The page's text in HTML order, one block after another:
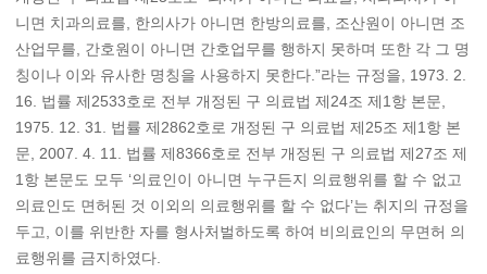
니면 치과의료를, 한의사가 아니면 한방의료를, 조산원이 아니면 조
산업무를, 간호원이 아니면 간호업무를 행하지 못하며 또한 각 그 명
칭이나 이와 유사한 명칭을 사용하지 못한다.”라는 규정을, 1973. 2.
16. 법률 제2533호로 전부 개정된 구 의료법 제24조 제1항 본문,
1975. 12. 31. 법률 제2862호로 개정된 구 의료법 제25조 제1항 본
문, 2007. 4. 11. 법률 제8366호로 전부 개정된 구 의료법 제27조 제
1항 본문도 모두 ‘의료인이 아니면 누구든지 의료행위를 할 수 없고
의료인도 면허된 것 이외의 의료행위를 할 수 없다’는 취지의 규정을
두고, 이를 위반한 자를 형사처벌하도록 하여 비의료인의 무면허 의
료행위를 금지하였다.